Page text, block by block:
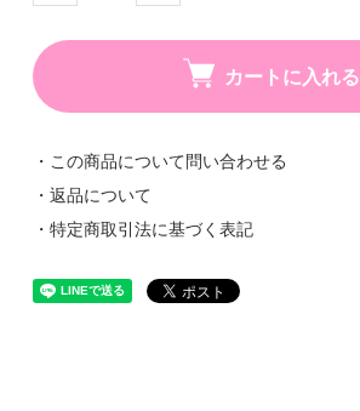
カートに入れる
・この商品について問い合わせる
・返品について
・特定商取引法に基づく表記